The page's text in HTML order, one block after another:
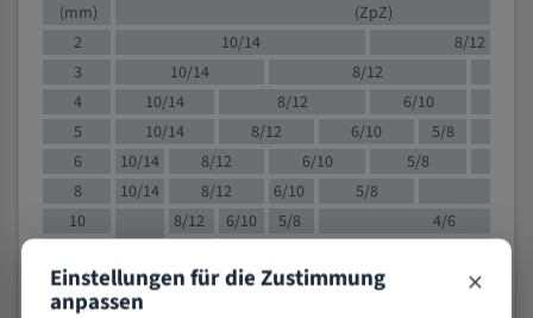
(mm)
(ZpZ)
2
10/14
8/12
3
10/14 8/12
4
10/14 8/12 6/10
5
10/14 8/12 6/10
5/8
6
10/14 8/12 6/10
5/8
8
10/14 8/12 6/10 5/8
10
8/12 6/10 5/8
4/6
15
8/12 6/10
4/5
20
Einstellungen für die Zustimmung
anpassen ×